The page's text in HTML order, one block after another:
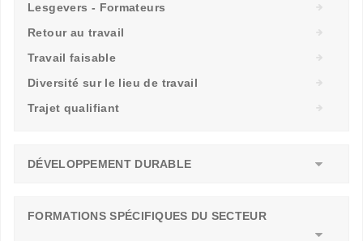
Lesgevers - Formateurs
Retour au travail
Travail faisable
Diversité sur le lieu de travail
Trajet qualifiant
DÉVELOPPEMENT DURABLE
FORMATIONS SPÉCIFIQUES DU SECTEUR